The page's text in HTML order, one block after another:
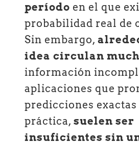
período en el que
probabilidad real de
Sin embargo,
idea circulan
información
aplicaciones que
predicciones exactas
práctica,suelen ser
insuficientes sin